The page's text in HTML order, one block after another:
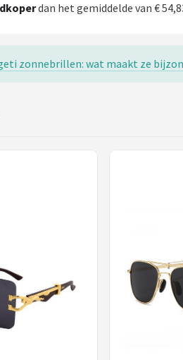
dan het gemiddelde van €
zonnebrillen: wat maakt ze